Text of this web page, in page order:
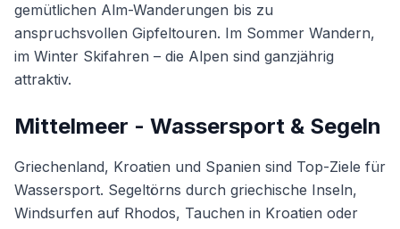
gemütlichen Alm-Wanderungen bis zu
anspruchsvollen Gipfeltouren. Im Sommer Wandern,
im Winter Skifahren – die Alpen sind ganzjährig
attraktiv.
Mittelmeer - Wassersport & Segeln
Griechenland, Kroatien und Spanien sind Top-Ziele für
Wassersport. Segeltörns durch griechische Inseln,
Windsurfen auf Rhodos, Tauchen in Kroatien oder